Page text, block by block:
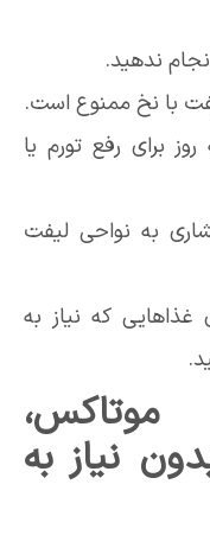
ندهید.
با نخ ممنوع است.
برای رفع تورم یا
به نواحی لیفت
که نیاز به
موتاکس،
نیاز به